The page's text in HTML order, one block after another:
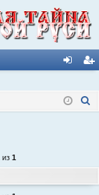
д ис
из 1